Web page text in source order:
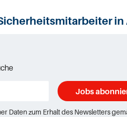
in
Jobs
Daten zum Erhalt des Newsletters